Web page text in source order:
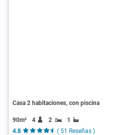
Casa 2 habitaciones, con piscina
90m² 4 2
1
4.8
( 51 Reseñas )